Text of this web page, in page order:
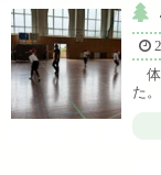
体
た